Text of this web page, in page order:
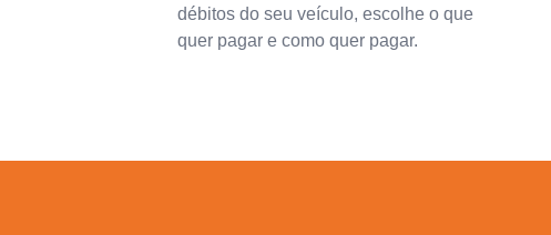
débitos do seu veículo, escolhe o que
quer pagar e como quer pagar.